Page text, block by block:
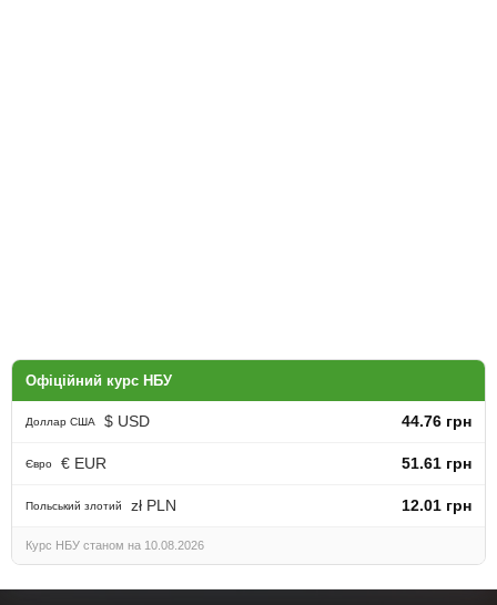
Офіційний курс НБУ
Доллар США $ USD 44.76 грн
Євро € EUR 51.61 грн
Польський злотий zł PLN 12.01 грн
Курс НБУ станом на 10.08.2026